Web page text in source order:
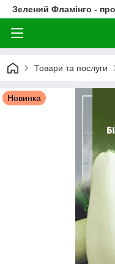
Зелений Фламінго -
Товари та послуги
Новинка